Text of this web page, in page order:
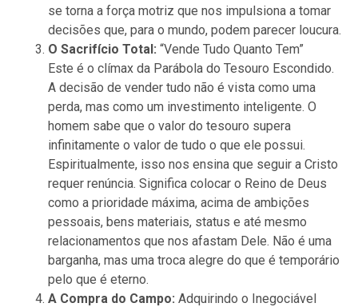
se torna a força motriz que nos impulsiona a tomar
decisões que, para o mundo, podem parecer loucura.
O Sacrifício Total: “Vende Tudo Quanto Tem”
Este é o clímax da Parábola do Tesouro Escondido.
A decisão de vender tudo não é vista como uma
perda, mas como um investimento inteligente. O
homem sabe que o valor do tesouro supera
infinitamente o valor de tudo o que ele possui.
Espiritualmente, isso nos ensina que seguir a Cristo
requer renúncia. Significa colocar o Reino de Deus
como a prioridade máxima, acima de ambições
pessoais, bens materiais, status e até mesmo
relacionamentos que nos afastam Dele. Não é uma
barganha, mas uma troca alegre do que é temporário
pelo que é eterno.
A Compra do Campo: Adquirindo o Inegociável